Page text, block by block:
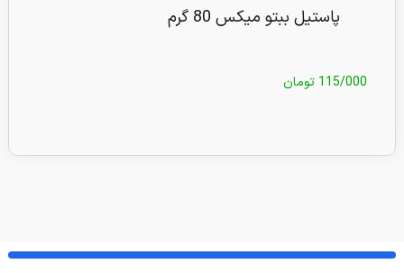
پاستیل ببتو میکس 80 گرم
115/000 تومان